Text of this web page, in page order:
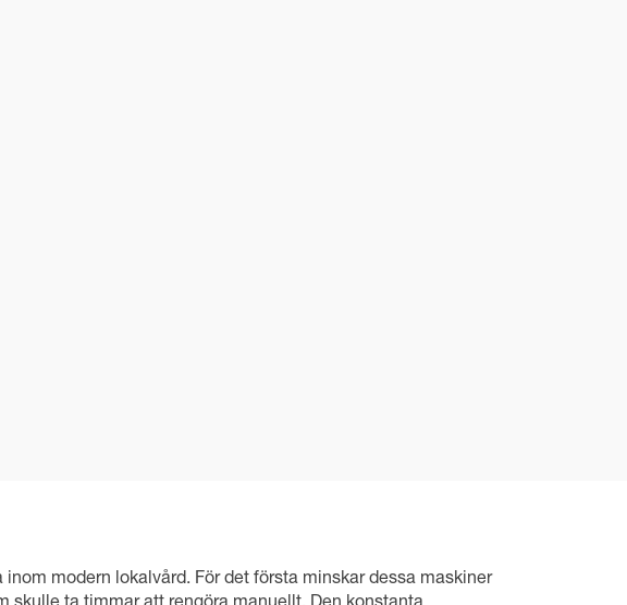
modern lokalvård. För det första minskar dessa maskiner